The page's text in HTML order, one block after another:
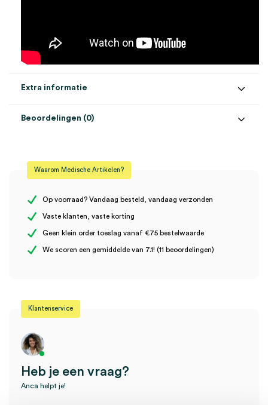
Extra informatie
Beoordelingen (0)
Er zijn nog geen beoordelingen.
te beoordelen
Waarom Medische Artikelen?
Op voorraad? Vandaag besteld, vandaag verzonden
Vaste klanten, vaste korting
Geen klein order toeslag vanaf €75 bestelwaarde
We scoren een gemiddelde van 7.1! (11 beoordelingen)
Klantenservice
Heb je een vraag?
Anca helpt je!